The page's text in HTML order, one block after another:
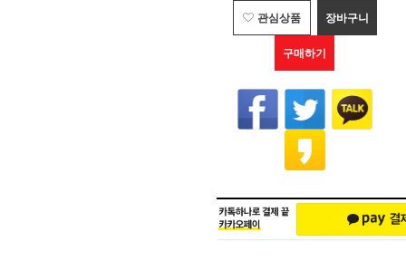
관심상품 장바구니
구매하기